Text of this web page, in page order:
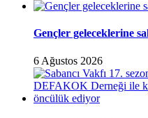
Gençler geleceklerine
6 Ağustos 2026